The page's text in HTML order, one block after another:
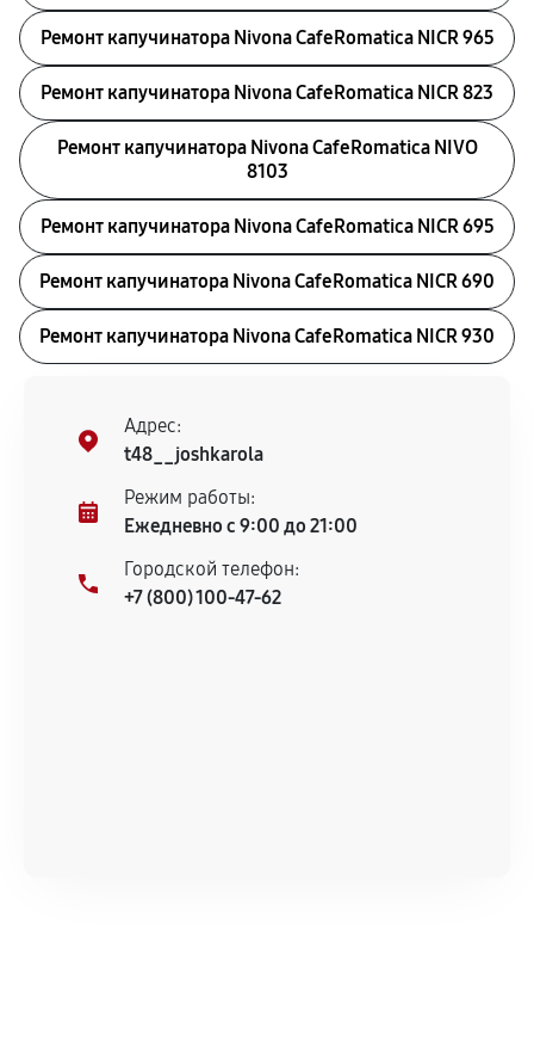
Ремонт капучинатора Nivona CafeRomatica NICR 965
Ремонт капучинатора Nivona CafeRomatica NICR 823
Ремонт капучинатора Nivona CafeRomatica NIVO
8103
Ремонт капучинатора Nivona CafeRomatica NICR 695
Ремонт капучинатора Nivona CafeRomatica NICR 690
Ремонт капучинатора Nivona CafeRomatica NICR 930
Адрес:
t48__joshkarola
Режим работы:
Ежедневно с 9:00 до 21:00
Городской телефон:
+7 (800) 100-47-62